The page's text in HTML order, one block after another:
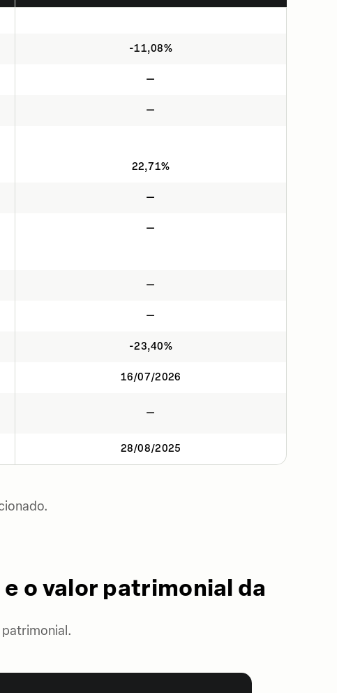
-11,08%
—
—
22,71%
—
—
—
—
-23,40%
16/07/2026
—
28/08/2025
o valor patrimonial da